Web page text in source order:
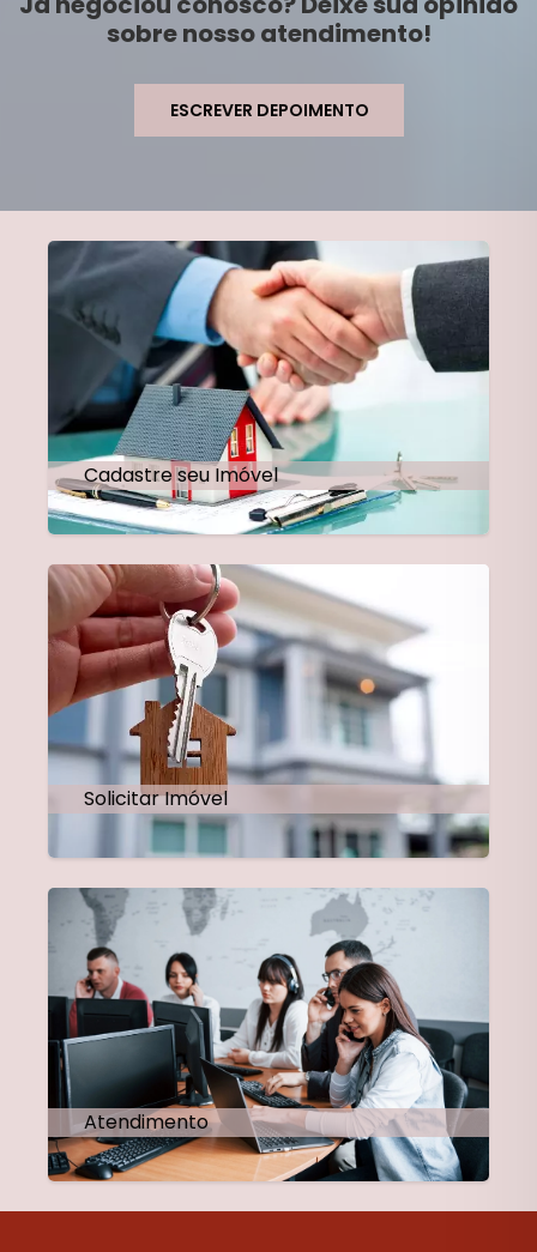
sobre nosso atendimento!
ESCREVER DEPOIMENTO
Cadastre seu Imóvel
Solicitar Imóvel
Atendimento